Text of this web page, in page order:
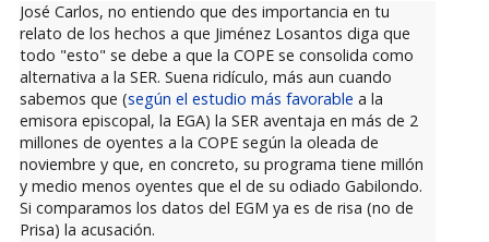
José Carlos, no entiendo que des importancia en tu
relato de los hechos a que Jiménez Losantos diga que
todo "esto" se debe a que la COPE se consolida como
alternativa a la SER. Suena ridículo, más aun cuando
sabemos que (según el estudio más favorable a la
emisora episcopal, la EGA) la SER aventaja en más de 2
millones de oyentes a la COPE según la oleada de
noviembre y que, en concreto, su programa tiene millón
y medio menos oyentes que el de su odiado Gabilondo.
Si comparamos los datos del EGM ya es de risa (no de
Prisa) la acusación.